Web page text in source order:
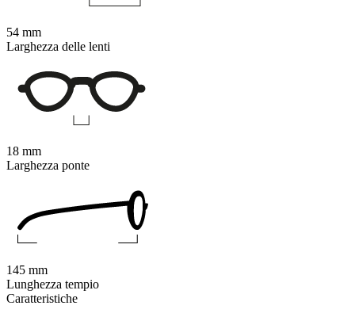
Caratteristiche
54 mm
Larghezza delle lenti
18 mm
Larghezza ponte
145 mm
Lunghezza tempio